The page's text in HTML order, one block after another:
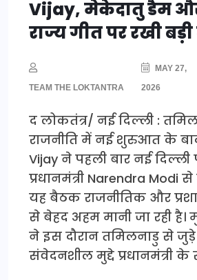
Vijay, मेकेदातु डैम
राज्य गीत पर रखी
TEAM THE LOKTANTRA
MAY 27,
2026
द लोकतंत्र/ नई दिल्ली :
राजनीति में नई शुरुआत के
Vijay ने पहली बार नई
प्रधानमंत्री Narendra Modi
यह बैठक राजनीतिक और
से बेहद अहम मानी जा रही है।
ने इस दौरान तमिलनाडु से
संवेदनशील मुद्दे प्रधानमंत्री